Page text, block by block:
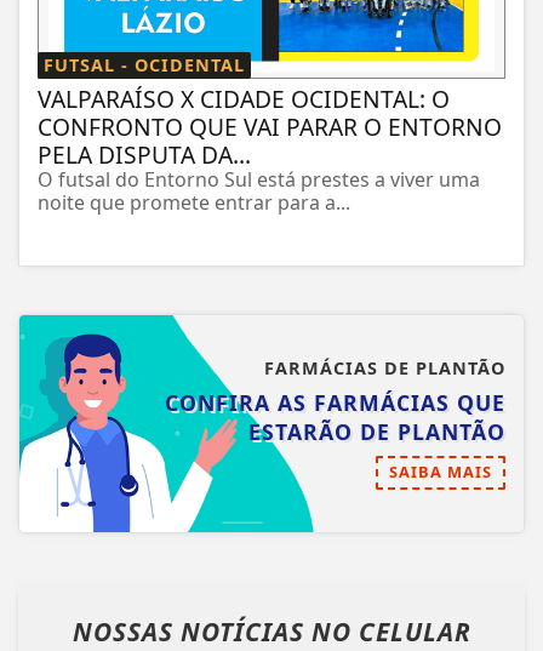
FUTSAL - OCIDENTAL
VALPARAÍSO X CIDADE OCIDENTAL: O
CONFRONTO QUE VAI PARAR O ENTORNO
PELA DISPUTA DA...
O futsal do Entorno Sul está prestes a viver uma
noite que promete entrar para a...
FARMÁCIAS DE PLANTÃO
CONFIRA AS FARMÁCIAS QUE
ESTARÃO DE PLANTÃO
SAIBA MAIS
NOSSAS NOTÍCIAS NO CELULAR